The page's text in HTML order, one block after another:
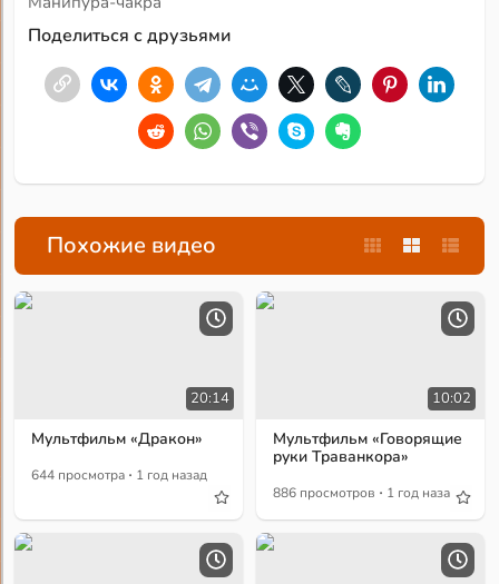
Поделиться с друзьями
Похожие видео
20:14
Мультфильм «Дракон»
644 просмотра · 1 год назад
10:02
Мультфильм «Говорящие
руки Траванкора»
886 просмотров · 1 год назад